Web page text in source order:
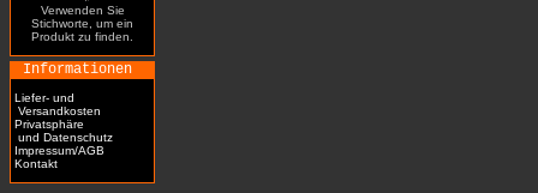
Verwenden Sie
Stichworte, um ein
Produkt zu finden.
Informationen
Liefer- und
Versandkosten
Privatsphäre
und Datenschutz
Impressum/AGB
Kontakt